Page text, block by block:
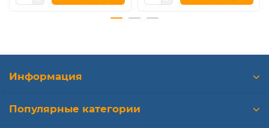
Информация
Популярные категории